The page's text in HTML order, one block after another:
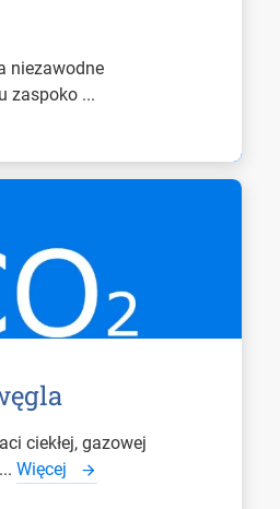
niezawodne
zaspoko ...
ciekłej, gazowej
Więcej